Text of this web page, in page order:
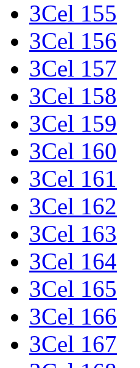
3Cel 155
3Cel 156
3Cel 157
3Cel 158
3Cel 159
3Cel 160
3Cel 161
3Cel 162
3Cel 163
3Cel 164
3Cel 165
3Cel 166
3Cel 167